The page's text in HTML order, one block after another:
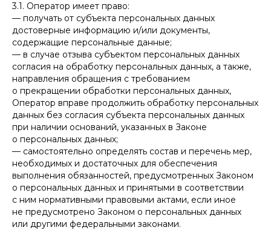
3.1. Оператор имеет право:
— получать от субъекта персональных данных
достоверные информацию и/или документы,
содержащие персональные данные;
— в случае отзыва субъектом персональных данных
согласия на обработку персональных данных, а также,
направления обращения с требованием
о прекращении обработки персональных данных,
Оператор вправе продолжить обработку персональных
данных без согласия субъекта персональных данных
при наличии оснований, указанных в Законе
о персональных данных;
— самостоятельно определять состав и перечень мер,
необходимых и достаточных для обеспечения
выполнения обязанностей, предусмотренных Законом
о персональных данных и принятыми в соответствии
с ним нормативными правовыми актами, если иное
не предусмотрено Законом о персональных данных
или другими федеральными законами.